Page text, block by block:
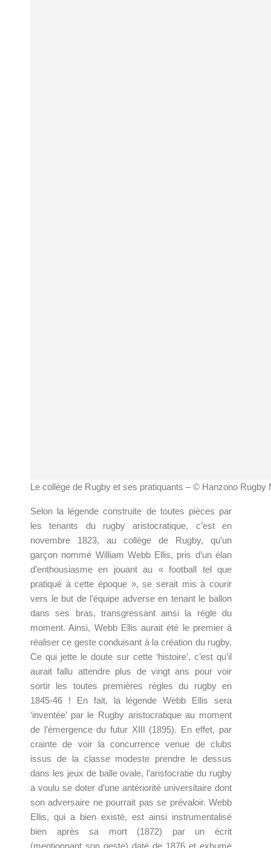
Le collège de Rugby et ses pratiquants – © Hanzono Rugby
Selon la légende construite de toutes pièces par
les tenants du rugby aristocratique, c’est en
novembre 1823, au collège de Rugby, qu’un
garçon nommé William Webb Ellis, pris d’un élan
d’enthousiasme en jouant au « football tel que
pratiqué à cette époque », se serait mis à courir
vers le but de l’équipe adverse en tenant le ballon
dans ses bras, transgressant ainsi la règle du
moment. Ainsi, Webb Ellis aurait été le premier à
réaliser ce geste conduisant à la création du rugby.
Ce qui jette le doute sur cette ‘histoire’, c’est qu’il
aurait fallu attendre plus de vingt ans pour voir
sortir les toutes premières règles du rugby en
1845-46 ! En fait, la légende Webb Ellis sera
‘inventée’ par le Rugby aristocratique au moment
de l’émergence du futur XIII (1895). En effet, par
crainte de voir la concurrence venue de clubs
issus de la classe modeste prendre le dessus
dans les jeux de balle ovale, l’aristocratie du rugby
a voulu se doter d’une antériorité universitaire dont
son adversaire ne pourrait pas se prévaloir. Webb
Ellis, qui a bien existé, est ainsi instrumentalisé
bien après sa mort (1872) par un écrit
(mentionnant son geste) daté de 1876 et exhumé